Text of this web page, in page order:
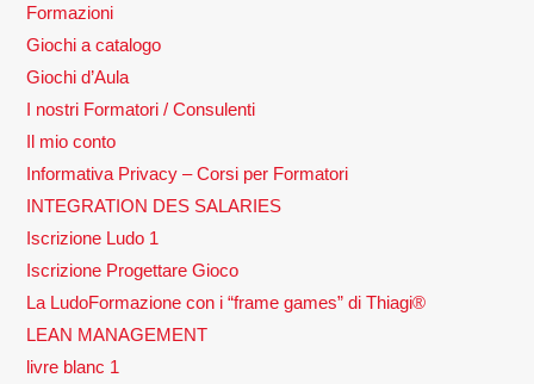
Formazioni
Giochi a catalogo
Giochi d’Aula
I nostri Formatori / Consulenti
Il mio conto
Informativa Privacy – Corsi per Formatori
INTEGRATION DES SALARIES
Iscrizione Ludo 1
Iscrizione Progettare Gioco
La LudoFormazione con i “frame games” di Thiagi®
LEAN MANAGEMENT
livre blanc 1